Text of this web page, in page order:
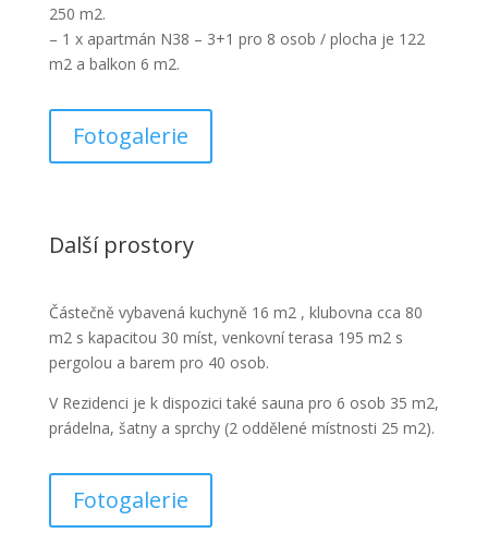
250 m2.
– 1 x apartmán N38 – 3+1 pro 8 osob / plocha je 122
m2 a balkon 6 m2.
Fotogalerie
Další prostory
Částečně vybavená kuchyně 16 m2 , klubovna cca 80
m2 s kapacitou 30 míst, venkovní terasa 195 m2 s
pergolou a barem pro 40 osob.
V Rezidenci je k dispozici také sauna pro 6 osob 35 m2,
prádelna, šatny a sprchy (2 oddělené místnosti 25 m2).
Fotogalerie